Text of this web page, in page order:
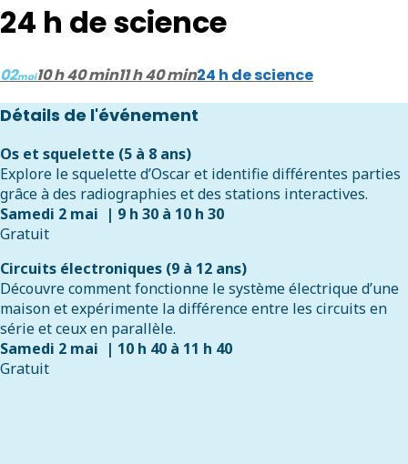
24 h de science
02mai10 h 40 min11 h 40 min24 h de science
Détails de l'événement
Os et squelette (5 à 8 ans)
Explore le squelette d’Oscar et identifie différentes parties
grâce à des radiographies et des stations interactives.
Samedi 2 mai | 9 h 30 à 10 h 30
Gratuit
Circuits électroniques (9 à 12 ans)
Découvre comment fonctionne le système électrique d’une
maison et expérimente la différence entre les circuits en
série et ceux en parallèle.
Samedi 2 mai | 10 h 40 à 11 h 40
Gratuit